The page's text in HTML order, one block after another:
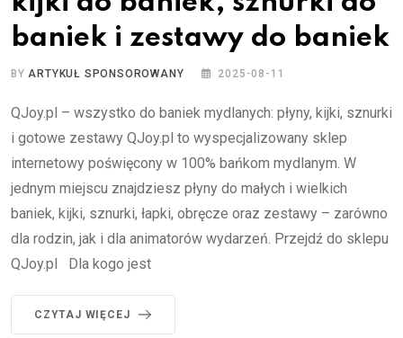
baniek i zestawy do baniek
BY ARTYKUŁ SPONSOROWANY 2025-08-11
QJoy.pl – wszystko do baniek mydlanych: płyny, kijki, sznurki
i gotowe zestawy QJoy.pl to wyspecjalizowany sklep
internetowy poświęcony w 100% bańkom mydlanym. W
jednym miejscu znajdziesz płyny do małych i wielkich
baniek, kijki, sznurki, łapki, obręcze oraz zestawy – zarówno
dla rodzin, jak i dla animatorów wydarzeń. Przejdź do sklepu
QJoy.pl Dla kogo jest
CZYTAJ WIĘCEJ